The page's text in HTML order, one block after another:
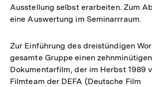
Ausstellung selbst erarbeiten. Zum
eine Auswertung im Seminarrraum.
Zur Einführung des dreistündigen
gesamte Gruppe einen zehnminütigen
Dokumentarfilm, der im Herbst 1989
Filmteam der DEFA (Deutsche Film